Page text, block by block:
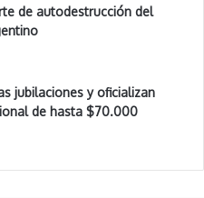
de autodestrucción del
jubilaciones y oficializan
de hasta $70.000